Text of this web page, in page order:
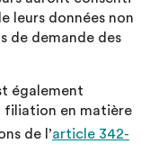
leurs données non
de demande des
également
filiation en matière
de l’article 342-